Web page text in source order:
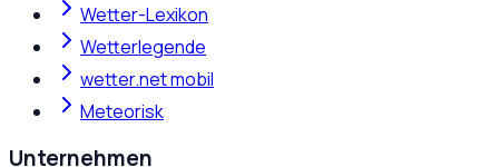
Wetter-Lexikon
Wetterlegende
wetter.net mobil
Meteorisk
Unternehmen